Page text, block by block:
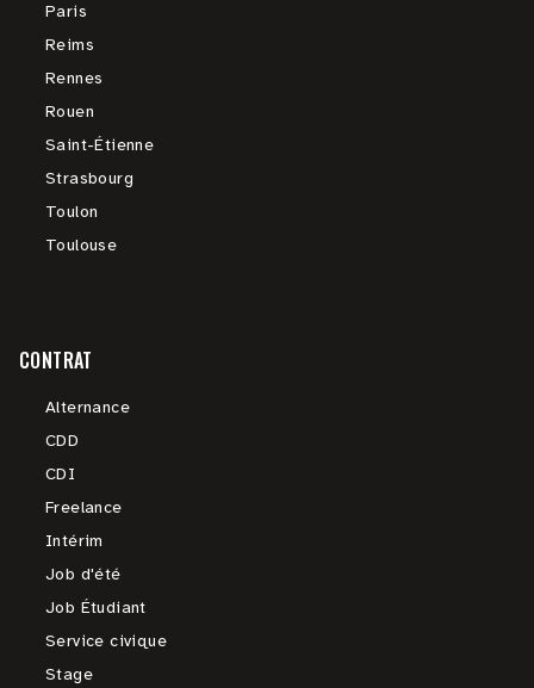
Paris
Reims
Rennes
Rouen
Saint-Étienne
Strasbourg
Toulon
Toulouse
CONTRAT
Alternance
CDD
CDI
Freelance
Intérim
Job d'été
Job Étudiant
Service civique
Stage